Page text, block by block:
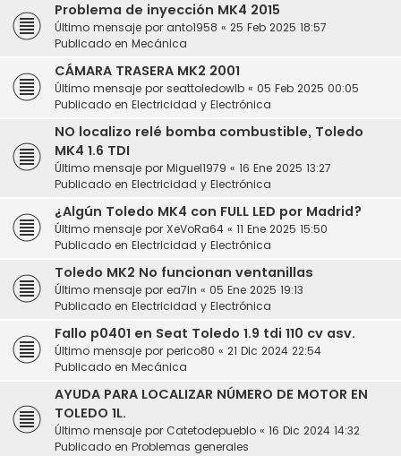
Problema de inyección MK4 2015
Último mensaje por anto1958 « 25 Feb 2025 18:57
Publicado en Mecánica
CÁMARA TRASERA MK2 2001
Último mensaje por seattoledowlb « 05 Feb 2025 00:05
Publicado en Electricidad y Electrónica
NO localizo relé bomba combustible, Toledo
MK4 1.6 TDI
Último mensaje por Miguel1979 « 16 Ene 2025 13:27
Publicado en Electricidad y Electrónica
¿Algún Toledo MK4 con FULL LED por Madrid?
Último mensaje por XeVoRa64 « 11 Ene 2025 15:50
Publicado en Electricidad y Electrónica
Toledo MK2 No funcionan ventanillas
Último mensaje por ea7ln « 05 Ene 2025 19:13
Publicado en Electricidad y Electrónica
Fallo p0401 en Seat Toledo 1.9 tdi 110 cv asv.
Último mensaje por perico80 « 21 Dic 2024 22:54
Publicado en Mecánica
AYUDA PARA LOCALIZAR NÚMERO DE MOTOR EN
TOLEDO 1L.
Último mensaje por Catetodepueblo « 16 Dic 2024 14:32
Publicado en Problemas generales